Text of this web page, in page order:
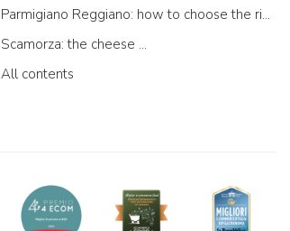
Parmigiano Reggiano: how to choose the right one
Scamorza: the cheese ...
All contents